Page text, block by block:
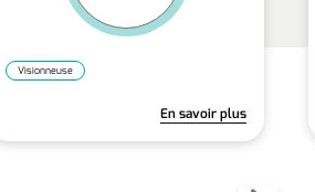
Visionneuse
En savoir plus